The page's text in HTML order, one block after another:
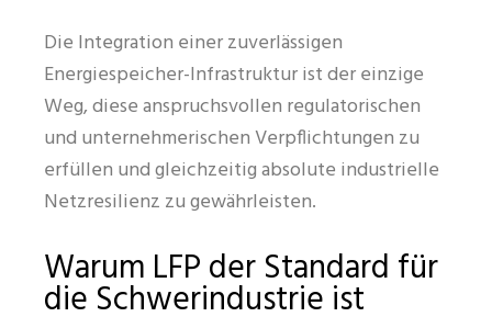
Die Integration einer zuverlässigen
Energiespeicher-Infrastruktur ist der einzige
Weg, diese anspruchsvollen regulatorischen
und unternehmerischen Verpflichtungen zu
erfüllen und gleichzeitig absolute industrielle
Netzresilienz zu gewährleisten.
Warum LFP der Standard für
die Schwerindustrie ist